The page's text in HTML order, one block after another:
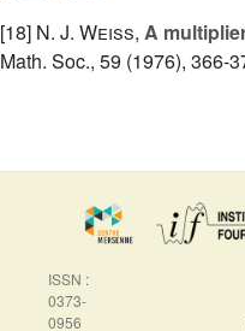
[18] N. J. Weiss, A
Math. Soc., 59 (1976), 366-
ISSN :
0373-
0956